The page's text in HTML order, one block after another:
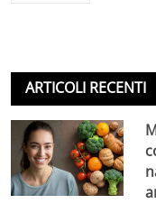
ARTICOLI RECENTI